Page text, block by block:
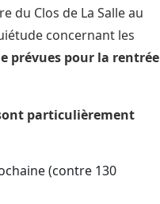
du Clos de La Salle au
concernant les
prévues pour la rentrée
particulièrement
(contre 130